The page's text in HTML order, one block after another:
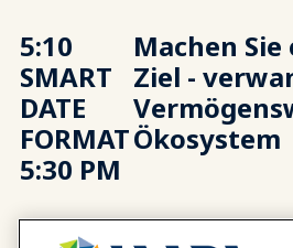
5:10
SMART
DATE
FORMAT
5:30 PM
Machen
Ziel -
Ökosystem